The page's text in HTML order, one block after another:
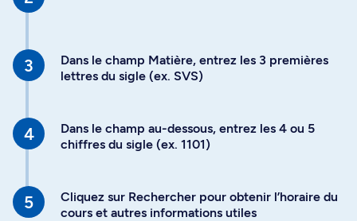
Dans le champ Matière, entrez les 3 premières
lettres du sigle (ex. SVS)
Dans le champ au-dessous, entrez les 4 ou 5
chiffres du sigle (ex. 1101)
Cliquez sur Rechercher pour obtenir l’horaire du
cours et autres informations utiles